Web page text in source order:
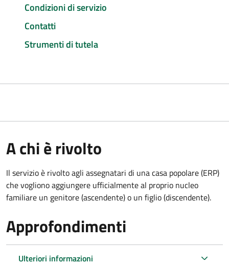
Condizioni di servizio
Contatti
Strumenti di tutela
A chi è rivolto
Il servizio è rivolto agli assegnatari di una casa popolare (ERP)
che vogliono aggiungere ufficialmente al proprio nucleo
familiare un genitore (ascendente) o un figlio (discendente).
Approfondimenti
Ulteriori informazioni